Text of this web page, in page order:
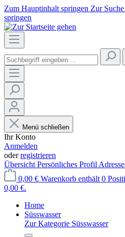
Zum Hauptinhalt springen Zur
springen
Menü schließen
Ihr Konto
Anmelden
oderregistrieren
Übersicht Persönliches Profil
0,00 € Warenkorb enthält 0
0,00 €.
Home
Süsswasser
Zur Kategorie Süsswasser